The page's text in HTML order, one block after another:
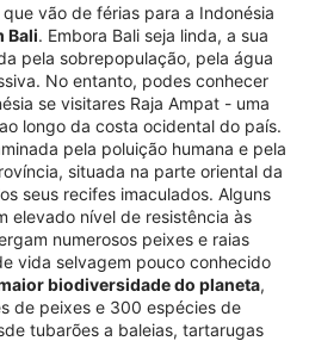
vão de férias para a Indonésia
Bali. Embora Bali seja linda, a sua
pela sobrepopulação, pela água
No entanto, podes conhecer
se visitares Raja Ampat - uma
longo da costa ocidental do país.
pela poluição humana e pela
situada na parte oriental da
seus recifes imaculados. Alguns
elevado nível de resistência às
numerosos peixes e raias
vida selvagem pouco conhecido
biodiversidade do planeta,
de peixes e 300 espécies de
tubarões a baleias, tartarugas